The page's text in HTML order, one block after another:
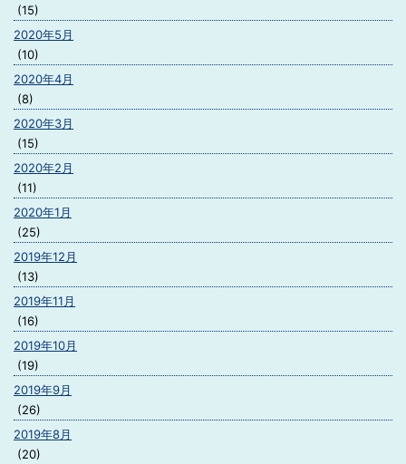
(15)
2020年5月
(10)
2020年4月
(8)
2020年3月
(15)
2020年2月
(11)
2020年1月
(25)
2019年12月
(13)
2019年11月
(16)
2019年10月
(19)
2019年9月
(26)
2019年8月
(20)